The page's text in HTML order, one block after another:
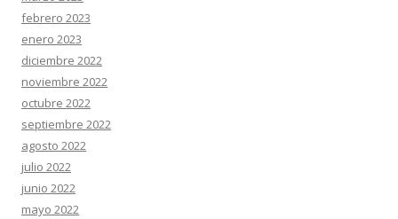
febrero 2023
enero 2023
diciembre 2022
noviembre 2022
octubre 2022
septiembre 2022
agosto 2022
julio 2022
junio 2022
mayo 2022